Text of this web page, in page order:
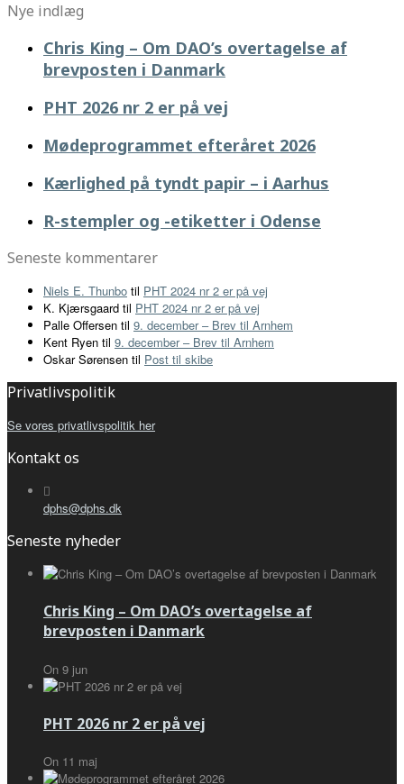
Nye indlæg
Chris King – Om DAO’s overtagelse af
brevposten i Danmark
PHT 2026 nr 2 er på vej
Mødeprogrammet efteråret 2026
Kærlighed på tyndt papir – i Aarhus
R-stempler og -etiketter i Odense
Seneste kommentarer
Niels E. Thunbo til PHT 2024 nr 2 er på vej
K. Kjærsgaard til PHT 2024 nr 2 er på vej
Palle Offersen til 9. december – Brev til Arnhem
Kent Ryen til 9. december – Brev til Arnhem
Oskar Sørensen til Post til skibe
Privatlivspolitik
Se vores privatlivspolitik her
Kontakt os
dphs@dphs.dk
Seneste nyheder
Chris King – Om DAO’s overtagelse af
brevposten i Danmark
On 9 jun
PHT 2026 nr 2 er på vej
On 11 maj